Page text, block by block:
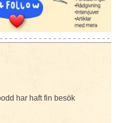
har haft fin besök